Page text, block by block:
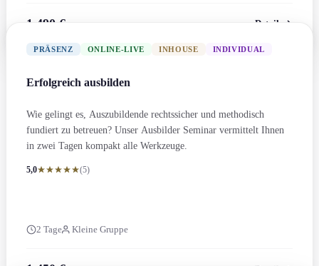
1.490 € Details
PRÄSENZ ONLINE-LIVE INHOUSE INDIVIDUAL
Erfolgreich ausbilden
Wie gelingt es, Auszubildende rechtssicher und methodisch
fundiert zu betreuen? Unser Ausbilder Seminar vermittelt Ihnen
in zwei Tagen kompakt alle Werkzeuge.
5,0 (5)
2 Tage Kleine Gruppe